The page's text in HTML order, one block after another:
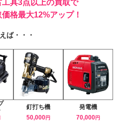
工具3点以上の買取で
価格最大12%アップ！
ば・・・
釘打ち機
50,000円
発電機
70,000円